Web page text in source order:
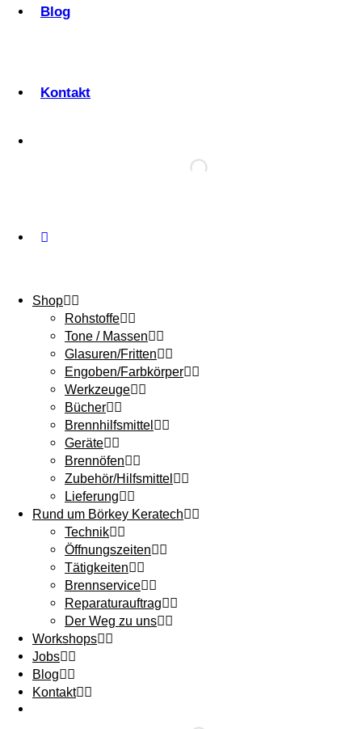
Blog
Kontakt
Shop
Rohstoffe
Tone / Massen
Glasuren/Fritten
Engoben/Farbkörper
Werkzeuge
Bücher
Brennhilfsmittel
Geräte
Brennöfen
Zubehör/Hilfsmittel
Lieferung
Rund um Börkey Keratech
Technik
Öffnungszeiten
Tätigkeiten
Brennservice
Reparaturauftrag
Der Weg zu uns
Workshops
Jobs
Blog
Kontakt